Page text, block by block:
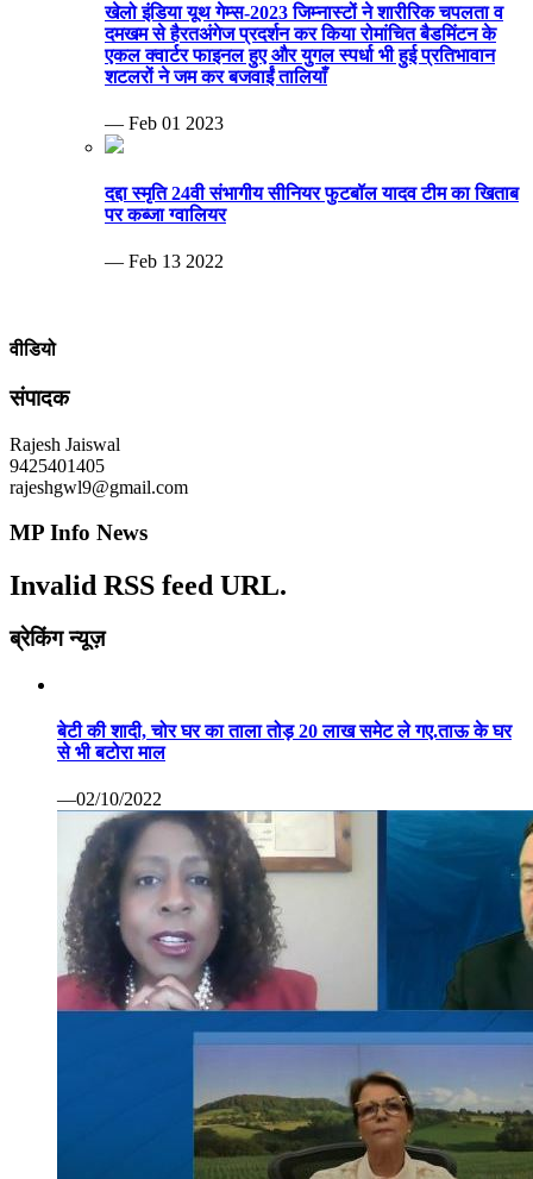
खेलो इंडिया यूथ गेम्स-2023 जिम्नास्टों ने शारीरिक चपलता व
दमखम से हैरतअंगेज प्रदर्शन कर किया रोमांचित बैडमिंटन के
एकल क्वार्टर फाइनल हुए और युगल स्पर्धा भी हुई प्रतिभावान
शटलरों ने जम कर बजवाईं तालियाँ
— Feb 01 2023
दद्दा स्मृति 24वी संभागीय सीनियर फुटबॉल यादव टीम का खिताब
पर कब्जा ग्वालियर
— Feb 13 2022
वीडियो
संपादक
Rajesh Jaiswal
9425401405
rajeshgwl9@gmail.com
MP Info News
Invalid RSS feed URL.
ब्रेकिंग न्यूज़
बेटी की शादी, चोर घर का ताला तोड़ 20 लाख समेट ले गए.ताऊ के घर
से भी बटोरा माल
—02/10/2022